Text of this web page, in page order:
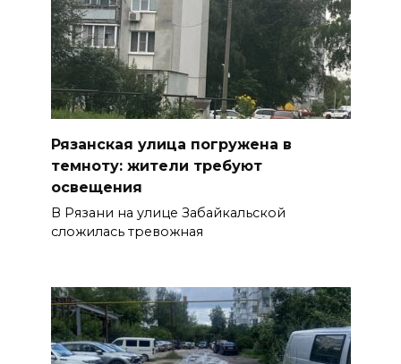
Рязанская улица погружена в
темноту: жители требуют
освещения
В Рязани на улице Забайкальской
сложилась тревожная